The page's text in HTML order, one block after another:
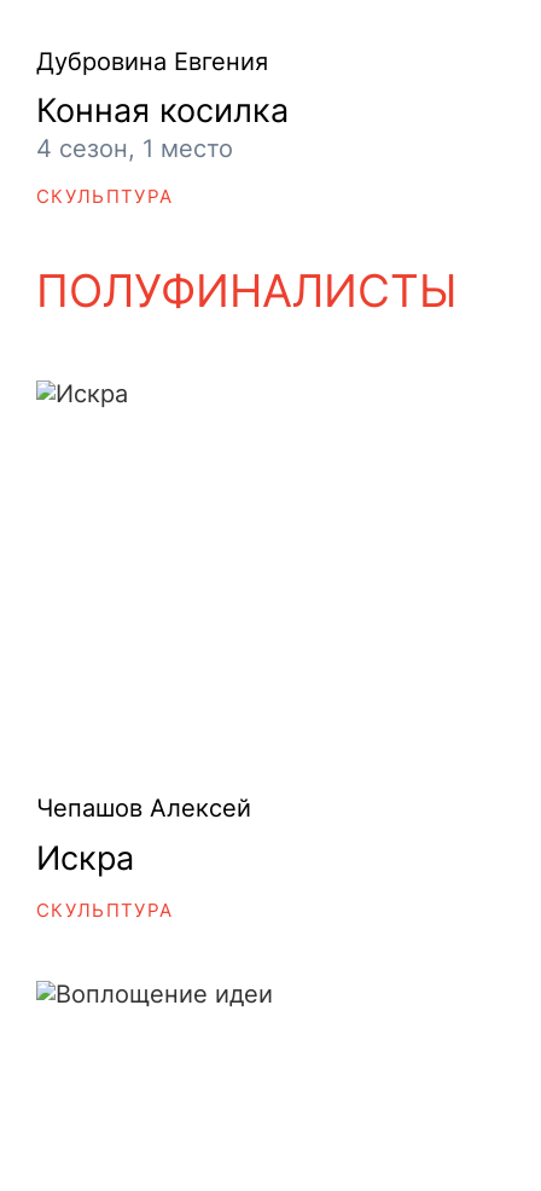
Дубровина Евгения
Конная косилка
4 сезон, 1 место
СКУЛЬПТУРА
ПОЛУФИНАЛИСТЫ
Искра
Чепашов Алексей
Искра
СКУЛЬПТУРА
Воплощение идеи